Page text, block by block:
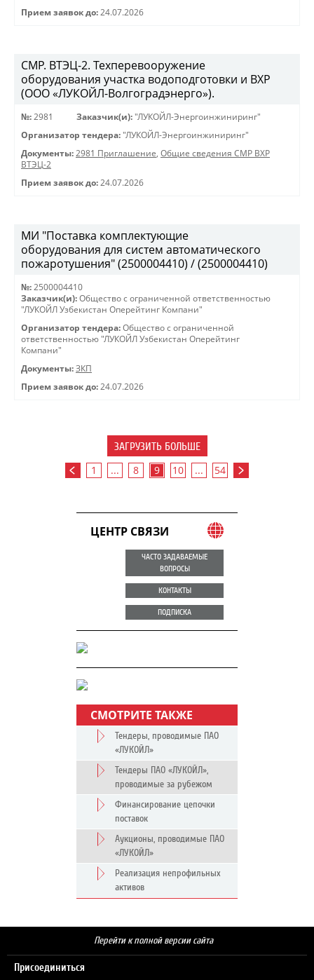
Прием заявок до: 24.07.2026
СМР. ВТЭЦ-2. Техперевооружение
оборудования участка водоподготовки и ВХР
(ООО «ЛУКОЙЛ-Волгоградэнерго»).
№: 2981 Заказчик(и): "ЛУКОЙЛ-Энергоинжиниринг"
Организатор тендера: "ЛУКОЙЛ-Энергоинжиниринг"
Документы: 2981 Приглашение, Общие сведения СМР ВХР
ВТЭЦ-2
Прием заявок до: 24.07.2026
МИ "Поставка комплектующие
оборудования для систем автоматического
пожаротушения" (2500004410) / (2500004410)
№: 2500004410
Заказчик(и): Общество с ограниченной ответственностью
"ЛУКОЙЛ Узбекистан Оперейтинг Компани"
Организатор тендера: Общество с ограниченной
ответственностью "ЛУКОЙЛ Узбекистан Оперейтинг
Компани"
Документы: ЗКП
Прием заявок до: 24.07.2026
ЗАГРУЗИТЬ БОЛЬШЕ
1 ... 8 9 10 ... 54
ЦЕНТР СВЯЗИ
ЧАСТО ЗАДАВАЕМЫЕ
ВОПРОСЫ
КОНТАКТЫ
ПОДПИСКА
СМОТРИТЕ ТАКЖЕ
Тендеры, проводимые ПАО
«ЛУКОЙЛ»
Тендеры ПАО «ЛУКОЙЛ»,
проводимые за рубежом
Финансирование цепочки
поставок
Аукционы, проводимые ПАО
«ЛУКОЙЛ»
Реализация непрофильных
активов
Перейти к полной версии сайта
Присоединиться